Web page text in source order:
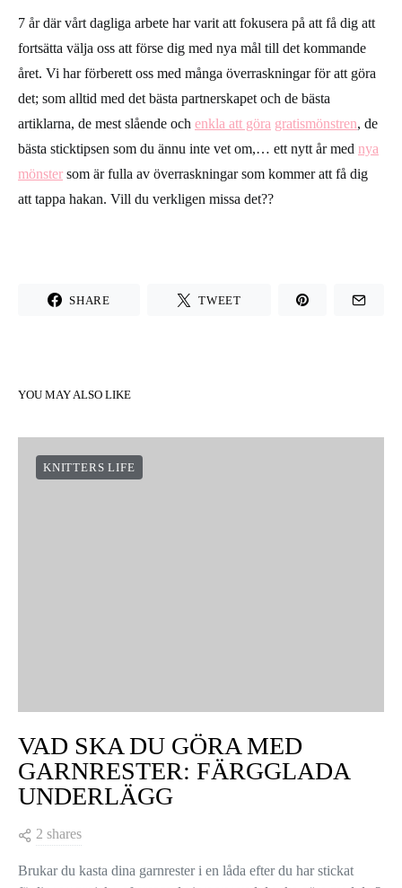
7 år där vårt dagliga arbete har varit att fokusera på att få dig att
fortsätta välja oss att förse dig med nya mål till det kommande
året. Vi har förberett oss med många överraskningarför att göra
det; som alltid med det bästa partnerskapet och de bästa
artiklarna, de mest slående och enkla att göra gratismönstren, de
bästa sticktipsen som du ännu inte vet om,… ett nytt år med nya
mönster som är fulla av överraskningar som kommer att få dig
att tappa hakan. Vill du verkligen missa det??
VAD SKA DU GÖRA MED
GARNRESTER: FÄRGGLADA
UNDERLÄGG